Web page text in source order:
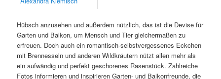
Hübsch anzusehen und außerdem nützlich, das ist die Devise für
Garten und Balkon, um Mensch und Tier gleichermaßen zu
erfreuen. Doch auch ein romantisch-selbstvergessenes Eckchen
mit Brennesseln und anderen Wildkräutern nützt allen mehr als
ein aufwändig und perfekt geschorenes Rasenstück. Zahlreiche
Fotos informieren und inspirieren Garten- und Balkonfreunde, die